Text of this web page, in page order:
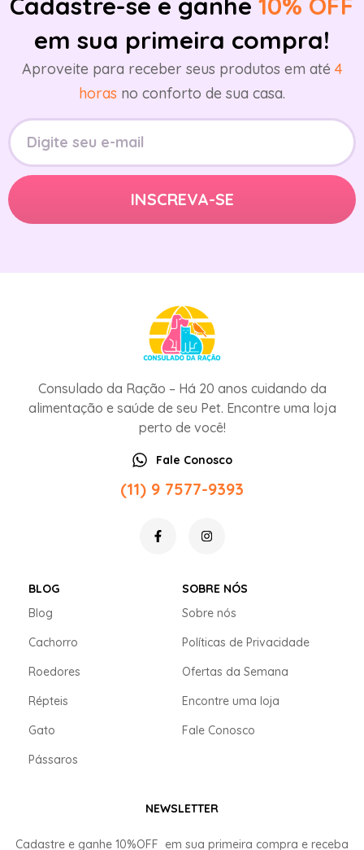
em sua primeira compra!
Aproveite para receber seus produtos em até 4
horas no conforto de sua casa.
Consulado da Ração – Há 20 anos cuidando da
alimentação e saúde de seu Pet. Encontre uma loja
perto de você!
Fale Conosco
(11) 9 7577-9393
BLOG
Blog
Cachorro
Roedores
Répteis
Gato
Pássaros
SOBRE NÓS
Sobre nós
Políticas de Privacidade
Ofertas da Semana
Encontre uma loja
Fale Conosco
NEWSLETTER
Cadastre e ganhe 10%OFF em sua primeira compra e receba